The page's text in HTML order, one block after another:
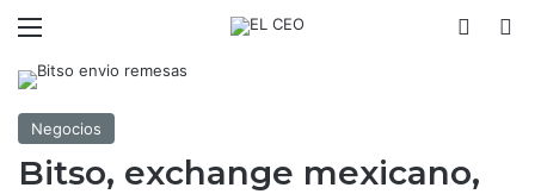
Negocios
Bitso, exchange mexicano,